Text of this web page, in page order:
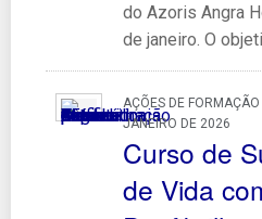
do Azoris Angra
de janeiro. O
AÇÕES DE
JANEIRO DE 2026
Curso de
de Vida